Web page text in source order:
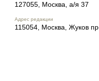
127055, Москва, а/я 37
Адрес редакции
115054, Москва, Жуков